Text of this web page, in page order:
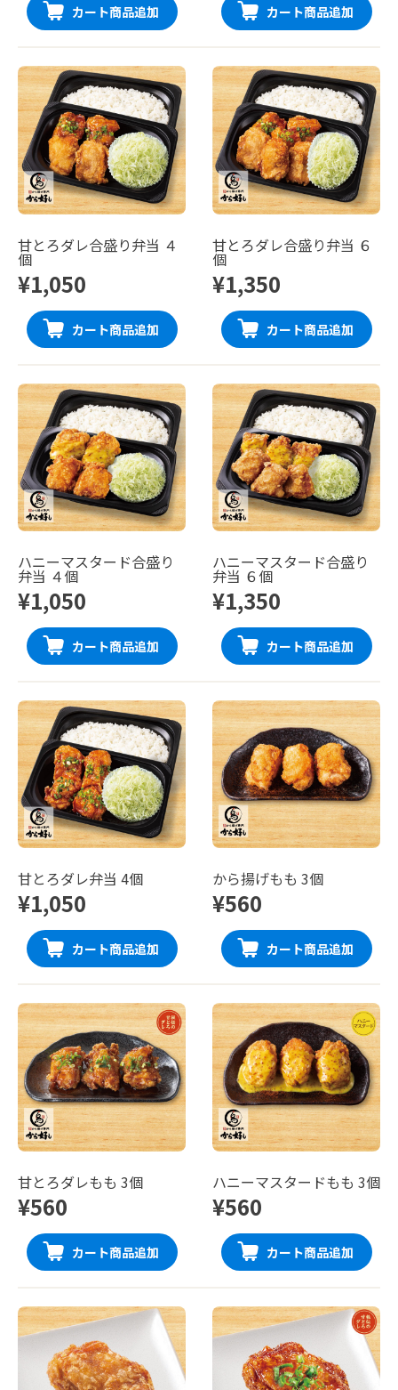
カート商品追加 カート商品追加
甘とろダレ合盛り弁当 ４
個
¥1,050
カート商品追加
甘とろダレ合盛り弁当 ６
個
¥1,350
カート商品追加
ハニーマスタード合盛り
弁当 ４個
¥1,050
カート商品追加
ハニーマスタード合盛り
弁当 ６個
¥1,350
カート商品追加
甘とろダレ弁当 4個
¥1,050
カート商品追加
から揚げもも 3個
¥560
カート商品追加
甘とろダレもも 3個
¥560
カート商品追加
ハニーマスタードもも 3個
¥560
カート商品追加